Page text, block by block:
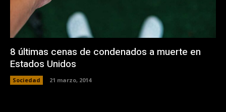
8 últimas cenas de condenados a muerte en
Estados Unidos
Sociedad 21 marzo, 2014